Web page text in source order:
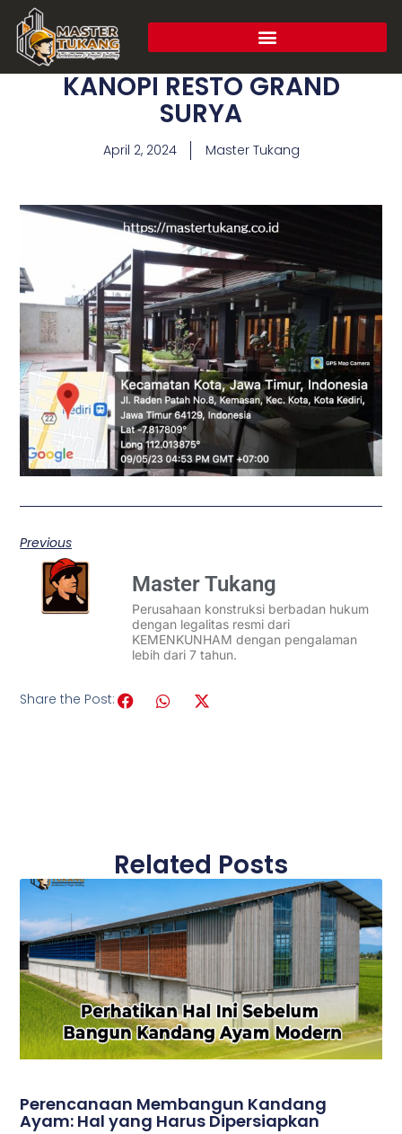
KANOPI RESTO GRAND
SURYA
April 2, 2024 Master Tukang
Previous
Master Tukang
Perusahaan konstruksi berbadan hukum
dengan legalitas resmi dari
KEMENKUNHAM dengan pengalaman
lebih dari 7 tahun.
Share the Post:
Related Posts
Perencanaan Membangun Kandang
Ayam: Hal yang Harus Dipersiapkan